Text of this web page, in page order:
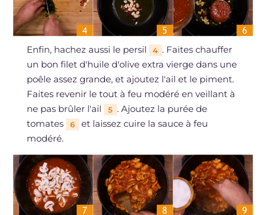
Enfin, hachez aussi le persil 4 . Faites chauffer
un bon filet d'huile d'olive extra vierge dans une
poêle assez grande, et ajoutez l'ail et le piment.
Faites revenir le tout à feu modéré en veillant à
ne pas brûler l'ail
5 . Ajoutez la purée de
tomates
6
et laissez cuire la sauce à feu
modéré.